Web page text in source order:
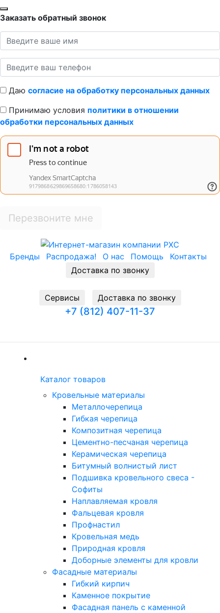
Заказать обратный звонок
Даю согласие на обработку персональных данных
Принимаю условия политики в отношении
обработки персональных данных
Перезвоните мне
Бренды Распродажа! О нас Помощь
Контакты
Доставка по звонку
Cервисы Доставка по звонку
+7 (812) 407-11-37
Каталог товаров
Кровельные материалы
Металлочерепица
Гибкая черепица
Композитная черепица
Цементно-песчаная черепица
Керамическая черепица
Битумный волнистый лист
Подшивка кровельного свеса -
Софиты
Наплавляемая кровля
Фальцевая кровля
Профнастил
Кровельная медь
Природная кровля
Доборные элементы для кровли
Фасадные материалы
Гибкий кирпич
Каменное покрытие
Фасадная панель с каменной